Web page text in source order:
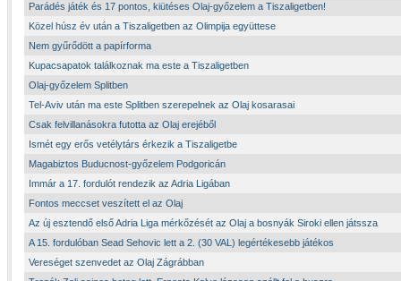
Parádés játék és 17 pontos, kiütéses Olaj-győzelem a Tiszaligetben!
Közel húsz év után a Tiszaligetben az Olimpija együttese
Nem gyűrődött a papírforma
Kupacsapatok találkoznak ma este a Tiszaligetben
Olaj-győzelem Splitben
Tel-Aviv után ma este Splitben szerepelnek az Olaj kosarasai
Csak felvillanásokra futotta az Olaj erejéből
Ismét egy erős vetélytárs érkezik a Tiszaligetbe
Magabiztos Buducnost-győzelem Podgoricán
Immár a 17. fordulót rendezik az Adria Ligában
Fontos meccset veszített el az Olaj
Az új esztendő első Adria Liga mérkőzését az Olaj a bosnyák Siroki ellen játssza
A 15. fordulóban Sead Sehovic lett a 2. (30 VAL) legértékesebb játékos
Vereséget szenvedet az Olaj Zágrábban